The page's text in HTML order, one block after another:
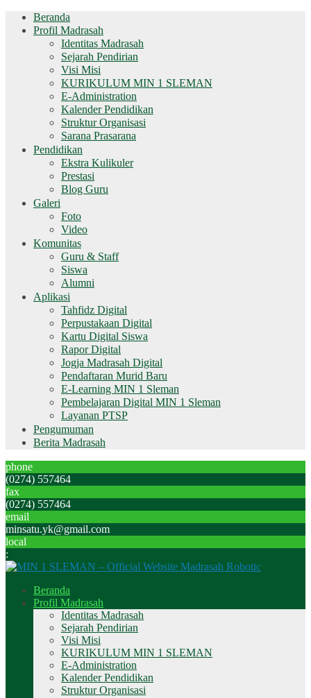
Beranda
Profil Madrasah
Identitas Madrasah
Sejarah Pendirian
Visi Misi
KURIKULUM MIN 1 SLEMAN
E-Administration
Kalender Pendidikan
Struktur Organisasi
Sarana Prasarana
Pendidikan
Ekstra Kulikuler
Prestasi
Blog Guru
Galeri
Foto
Video
Komunitas
Guru & Staff
Siswa
Alumni
Aplikasi
Tahfidz Digital
Perpustakaan Digital
Kartu Digital Siswa
Rapor Digital
Jogja Madrasah Digital
Pendaftaran Murid Baru
E-Learning MIN 1 Sleman
Pembelajaran Digital MIN 1 Sleman
Layanan PTSP
Pengumuman
Berita Madrasah
phone
(0274) 557464
fax
(0274) 557464
email
minsatu.yk@gmail.com
local
:
Beranda
Profil Madrasah
Identitas Madrasah
Sejarah Pendirian
Visi Misi
KURIKULUM MIN 1 SLEMAN
E-Administration
Kalender Pendidikan
Struktur Organisasi